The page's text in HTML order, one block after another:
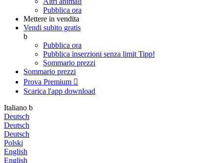
Pubblica ora
Mettere in vendita
Vendi subito gratis
b
Pubblica ora
Pubblica inserzioni senza limit Tipp!
Sommario prezzi
Sommario prezzi
Prova Premium 
Scarica l'app download
Italiano b
Deutsch
Deutsch
Deutsch
Polski
English
English